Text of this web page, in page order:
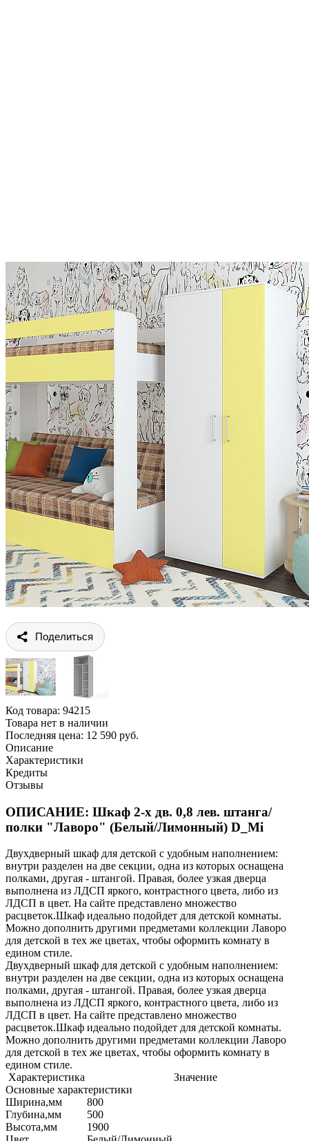
Поделиться
Код товара: 94215
Товара нет в наличии
Последняя цена: 12 590 руб.
Описание
Характеристики
Кредиты
Отзывы
ОПИСАНИЕ: Шкаф 2-х дв. 0,8 лев. штанга/
полки "Лаворо" (Белый/Лимонный) D_Mi
Двухдверный шкаф для детской с удобным наполнением:
внутри разделен на две секции, одна из которых оснащена
полками, другая - штангой. Правая, более узкая дверца
выполнена из ЛДСП яркого, контрастного цвета, либо из
ЛДСП в цвет. На сайте представлено множество
расцветок.Шкаф идеально подойдет для детской комнаты.
Можно дополнить другими предметами коллекции Лаворо
для детской в тех же цветах, чтобы оформить комнату в
едином стиле.
Двухдверный шкаф для детской с удобным наполнением:
внутри разделен на две секции, одна из которых оснащена
полками, другая - штангой. Правая, более узкая дверца
выполнена из ЛДСП яркого, контрастного цвета, либо из
ЛДСП в цвет. На сайте представлено множество
расцветок.Шкаф идеально подойдет для детской комнаты.
Можно дополнить другими предметами коллекции Лаворо
для детской в тех же цветах, чтобы оформить комнату в
едином стиле.
Характеристика
Значение
Основные характеристики
Ширина,мм
800
Глубина,мм
500
Высота,мм
1900